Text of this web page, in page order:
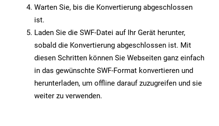
Warten Sie, bis die Konvertierung abgeschlossen
ist.
Laden Sie die SWF-Datei auf Ihr Gerät herunter,
sobald die Konvertierung abgeschlossen ist. Mit
diesen Schritten können Sie Webseiten ganz einfach
in das gewünschte SWF-Format konvertieren und
herunterladen, um offline darauf zuzugreifen und sie
weiter zu verwenden.